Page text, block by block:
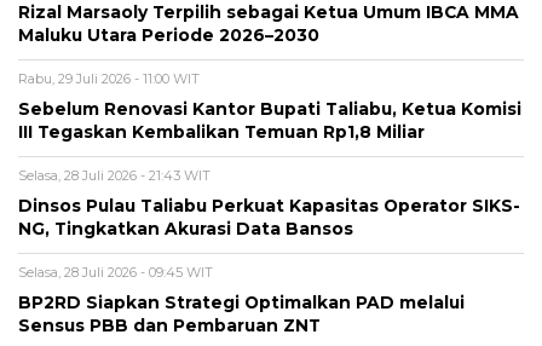
Rizal Marsaoly Terpilih sebagai Ketua Umum IBCA MMA
Maluku Utara Periode 2026–2030
Rabu, 29 Juli 2026 - 11:00 WIT
Sebelum Renovasi Kantor Bupati Taliabu, Ketua Komisi
III Tegaskan Kembalikan Temuan Rp1,8 Miliar
Selasa, 28 Juli 2026 - 21:43 WIT
Dinsos Pulau Taliabu Perkuat Kapasitas Operator SIKS-
NG, Tingkatkan Akurasi Data Bansos
Selasa, 28 Juli 2026 - 09:45 WIT
BP2RD Siapkan Strategi Optimalkan PAD melalui
Sensus PBB dan Pembaruan ZNT